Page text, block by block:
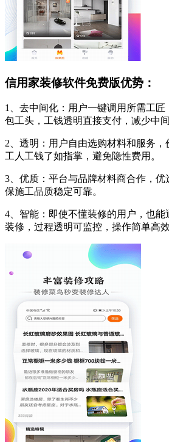
信用家装修软件免费版优势：
1、去中间化：用户一键调用所需工
包工头，工钱透明直接支付，减少中间
2、透明：用户自由选购材料和服务
工人工钱了如指掌，避免隐性费用。
3、优质：平台与品牌材料商合作，
保施工品质稳定可靠。
4、智能：即使不懂装修的用户，也
装修，过程透明可监控，操作简单高效